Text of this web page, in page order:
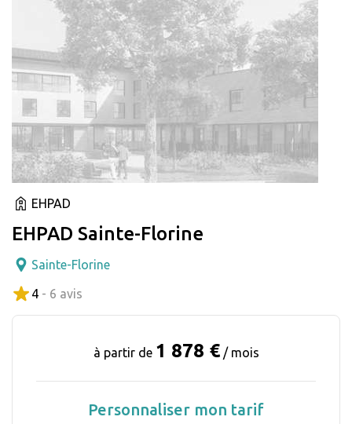
EHPAD
EHPAD Sainte-Florine
Sainte-Florine
4 - 6 avis
à partir de 1 878 € / mois
Personnaliser mon tarif